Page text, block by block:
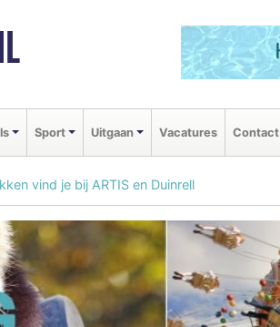
Sport Uitgaan Vacatures Contact
vind je bij ARTIS en Duinrell